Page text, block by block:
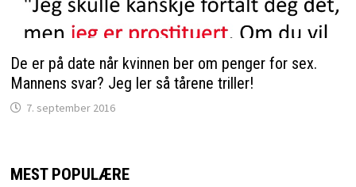
De er på date når kvinnen ber om penger for sex.
Mannens svar? Jeg ler så tårene triller!
7. september 2016
MEST POPULÆRE